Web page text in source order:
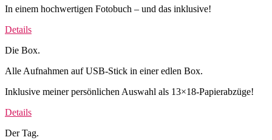
In einem hochwertigen Fotobuch – und das inklusive!
Details
Die Box.
Alle Aufnahmen auf USB-Stick in einer edlen Box.
Inklusive meiner persönlichen Auswahl als 13×18-Papierabzüge!
Details
Der Tag.